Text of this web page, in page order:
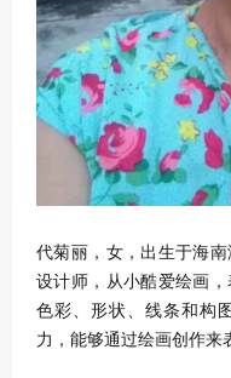
代菊丽，女，出生于海
设计师，从小酷爱绘画
色彩、形状、线条和构
力，能够通过绘画创作来